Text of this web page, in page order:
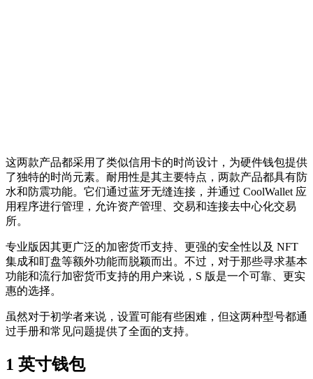
这两款产品都采用了类似信用卡的时尚设计，为硬件钱包提供
了独特的时尚元素。耐用性是其主要特点，两款产品都具有防
水和防震功能。它们通过蓝牙无缝连接，并通过 CoolWallet 应
用程序进行管理，允许资产管理、交易和连接去中心化交易
所。
专业版因其更广泛的加密货币支持、更强的安全性以及 NFT
集成和盯盘等额外功能而脱颖而出。不过，对于那些寻求基本
功能和流行加密货币支持的用户来说，S 版是一个可靠、更实
惠的选择。
虽然对于初学者来说，设置可能有些困难，但这两种型号都通
过手册和常见问题提供了全面的支持。
1 英寸钱包